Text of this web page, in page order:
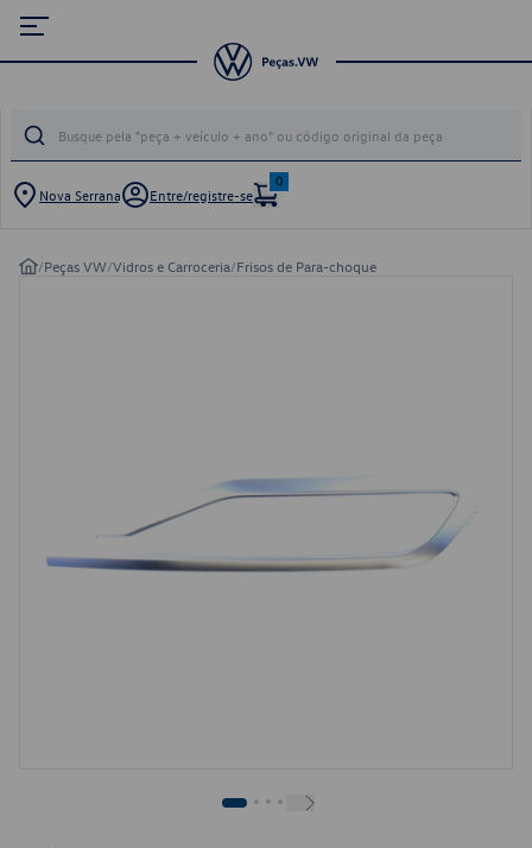
Nova Serrana Entre/registre-se
0
/Peças VW/Vidros e Carroceria/Frisos de Para-choque